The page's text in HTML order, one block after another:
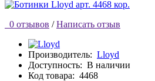
0 отзывов / Написать отзыв
Производитель: Lloyd
Доступность: В наличии
Код товара: 4468